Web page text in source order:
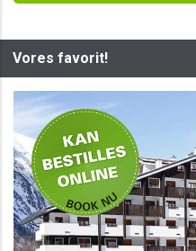
Vores favorit!
-